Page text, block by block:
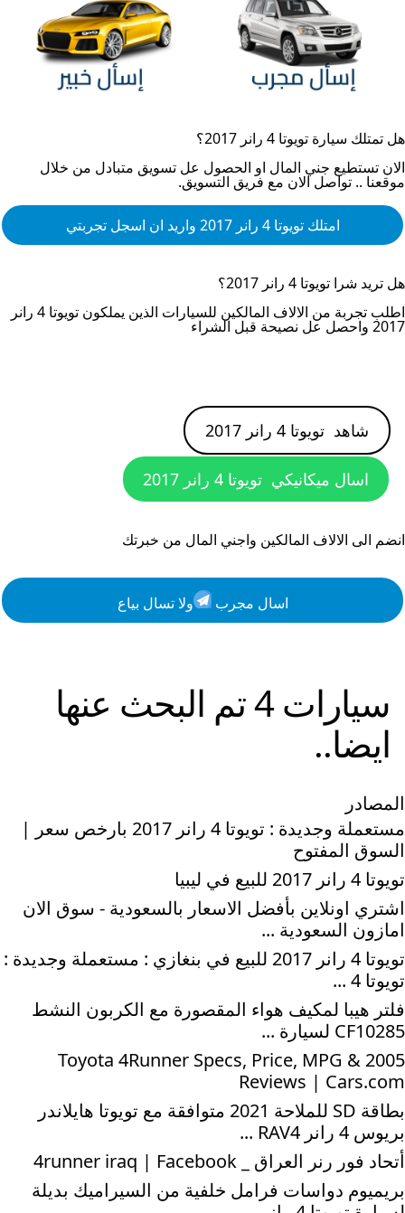
هل تمتلك سيارة تويوتا 4 رانر 2017
؟
الان تستطيع جني المال او الحصول عل تسويق متبادل من خلال
موقعنا .. تواصل الان مع فريق التسويق.
امتلكتويوتا 4 رانر 2017 واريد ان اسجل تجربتي
هل تريد شرا تويوتا 4 رانر 2017
؟
اطلب تجربة من الالاف المالكين للسيارات الذين يملكون
تويوتا 4 رانر
2017 واحصل عل نصيحة قبل الشراء
شاهد تويوتا 4 رانر 2017
اسال ميكانيكي تويوتا 4 رانر 2017
انضم الى الالاف المالكين واجني المال من خبرتك
اسال مجرب ولا تسال بياع
سيارات 4تم البحث عنها
ايضا..
المصادر
مستعملة وجديدة : تويوتا 4 رانر 2017 بارخص سعر |
السوق المفتوح
تويوتا 4 رانر 2017 للبيع في ليبيا
اشتري اونلاين بأفضل الاسعار بالسعودية - سوق الان
امازون السعودية ...
تويوتا 4 رانر 2017 للبيع في بنغازي : مستعملة وجديدة :
تويوتا 4 ...
فلتر هيبا لمكيف هواء المقصورة مع الكربون النشط
CF10285 لسيارة ...
2005 Toyota 4Runner Specs, Price, MPG &
Reviews | Cars.com
بطاقة SD للملاحة 2021 متوافقة مع تويوتا هايلاندر
بريوس 4 رانر RAV4 ...
أتحاد فور رنر العراق _ 4runner iraq | Facebook
بريميوم دواسات فرامل خلفية من السيراميك بديلة